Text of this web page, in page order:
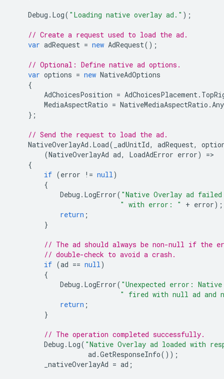
Debug . Log( "Loading native overlay ad." );
// Create a request used to load the ad.
var adRequest = new AdRequest();
// Optional: Define native ad options.
var options = new NativeAdOptions
{
AdChoicesPosition = AdChoicesPlacement.
MediaAspectRatio = NativeMediaAspectRatio .Any
};
// Send the request to load the ad.
NativeOverlayAd . Load( _adUnitId, adRequest,
(NativeOverlayAd ad, LoadAdError error) =
{
if (error != null)
{
Debug . LogError( "Native Overlay ad
" with error: "
+ error);
return ;
}
// The ad should always be non-null if the
// double-check to avoid a crash.
if (ad == null)
{
Debug . LogError( "Unexpected error:
" fired with null ad and
return ;
}
// The operation completed successfully.
Debug . Log( "Native Overlay ad loaded with
ad .GetResponseInfo());
_nativeOverlayAd = ad ;